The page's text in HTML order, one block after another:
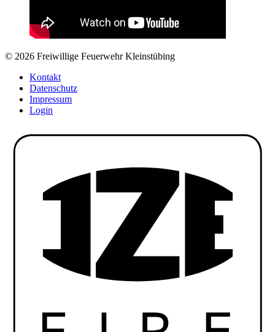
© 2026 Freiwillige Feuerwehr Kleinstübing
Kontakt
Datenschutz
Impressum
Login